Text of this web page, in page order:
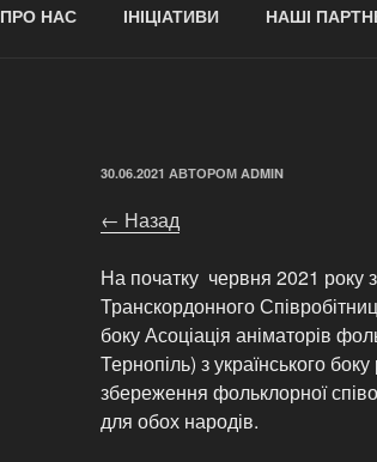
ПРО НАС ІНІЦІАТИВИ НАШІ
ОПУБЛІКОВАНО
30.06.2021 АВТОРОМ ADMIN
← Назад
На початку червня 2021 року
Транскордонного
боку Асоціація аніматорів
Тернопіль) з українського
збереження фольклорної
для обох народів.